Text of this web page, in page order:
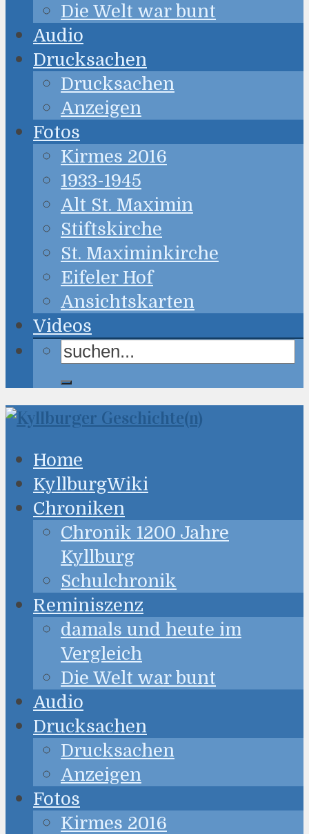
Die Welt war bunt
Audio
Drucksachen
Drucksachen
Anzeigen
Fotos
Kirmes 2016
1933-1945
Alt St. Maximin
Stiftskirche
St. Maximinkirche
Eifeler Hof
Ansichtskarten
Videos
Home
KyllburgWiki
Chroniken
Chronik 1200 Jahre
Kyllburg
Schulchronik
Reminiszenz
damals und heute im
Vergleich
Die Welt war bunt
Audio
Drucksachen
Drucksachen
Anzeigen
Fotos
Kirmes 2016